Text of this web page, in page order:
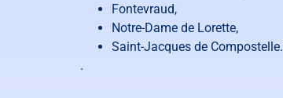
Fontevraud,
Notre-Dame de Lorette,
Saint-Jacques de Compostelle.
.